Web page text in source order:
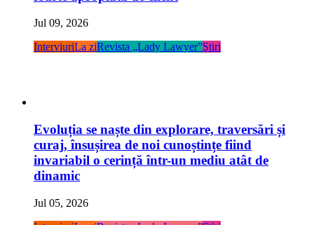
Jul 09, 2026
InterviuriLa ziRevista „Lady Lawyer”Ştiri
Evoluția se naște din explorare, traversări și
curaj, însușirea de noi cunoștințe fiind
invariabil o cerință într-un mediu atât de
dinamic
Jul 05, 2026